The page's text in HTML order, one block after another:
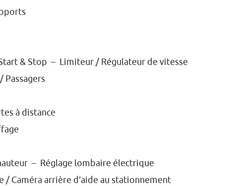
& Stop – Limiteur / Régulateur de vitesse
Passagers
à distance
– Réglage lombaire électrique
Caméra arrière d’aide au stationnement